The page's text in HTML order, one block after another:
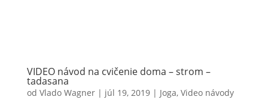
VIDEO návod na cvičenie doma – strom –
tadasana
od Vlado Wagner| júl 19, 2019| Joga, Video návody